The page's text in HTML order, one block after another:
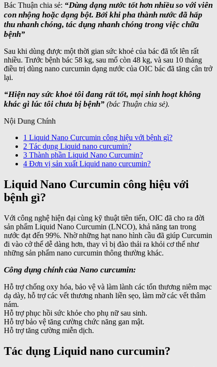
Bác Thuận chia sẻ: “Dùng dạng nước tốt hơn nhiều so với viên
con nhộng hoặc dạng bột. Bởi khi pha thành nước đã hấp
thu nhanh chóng, tác dụng nhanh chóng trong việc chữa
bệnh”
Sau khi dùng được một thời gian sức khoẻ của bác đã tốt lên rất
nhiều. Trước bệnh bác 58 kg, sau mổ còn 48 kg, và sau 10 tháng
điều trị dùng nano curcumin dạng nước của OIC bác đã tăng cân trở
lại.
“Hiện nay sức khoẻ tôi đang rất tốt, mọi sinh hoạt không
khác gì lúc tôi chưa bị bệnh” (bác Thuận chia sẻ).
Nội Dung Chính
1 Liquid Nano Curcumin công hiệu với bệnh gì?
2 Tác dụng Liquid nano curcumin?
3 Thành phần Liquid Nano Curcumin?
4 Đơn vị sản xuất Liquid nano curcumin?
Liquid Nano Curcumin công hiệu với
bệnh gì?
Với công nghệ hiện đại cùng kỹ thuật tiên tiến, OIC đã cho ra đời
sản phẩm Liquid Nano Curcumin (LNCO), khả năng tan trong
nước đạt đến 99%. Nhờ những hạt nano hình cầu đã giúp Curcumin
đi vào cở thể dễ dàng hơn, thay vì bị đào thải ra khỏi cơ thể như
những sản phẩm nano curcumin thông thường khác.
Công dụng chính của Nano curcumin:
Hỗ trợ chống oxy hóa, bảo vệ và làm lành các tổn thương niêm mạc
dạ dày, hỗ trợ các vết thương nhanh liền sẹo, làm mờ các vết thâm
nám.
Hỗ trợ phục hồi sức khỏe cho phụ nữ sau sinh.
Hỗ trợ bảo vệ tăng cường chức năng gan mật.
Hỗ trợ tăng cường miễn dịch.
Tác dụng Liquid nano curcumin?